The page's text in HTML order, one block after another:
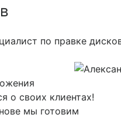
по правке
о своих клиентах!
мы готовим